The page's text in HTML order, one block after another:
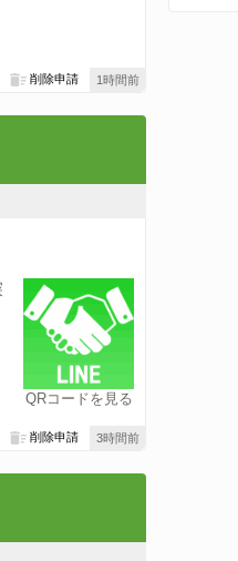
1時間前
削除申請
QRコードを見る
3時間前
削除申請